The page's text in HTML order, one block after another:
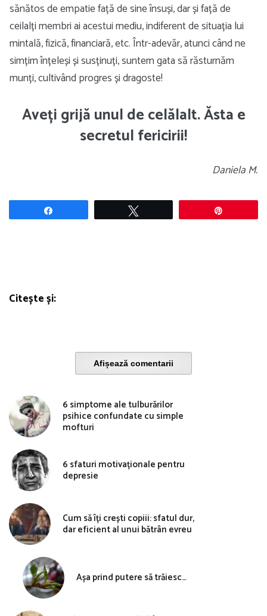
sănătos de empatie față de sine însuși, dar și față de
ceilalți membri ai acestui mediu, indiferent de situația lui
mintală, fizică, financiară, etc. Într-adevăr, atunci când ne
simțim înțeleși și susținuți, suntem gata să răsturnăm
munți, cultivând progres și dragoste!
Aveți grijă unul de celălalt. Ăsta e
secretul fericirii!
Daniela M.
Citește și:
Afișează comentarii
6 simptome ale tulburărilor
psihice confundate cu simple
mofturi
6 sfaturi motivaționale pentru
depresie
Cum să îți crești copiii: sfatul dur,
dar eficient al unui bătrân evreu
Așa prind putere să trăiesc…